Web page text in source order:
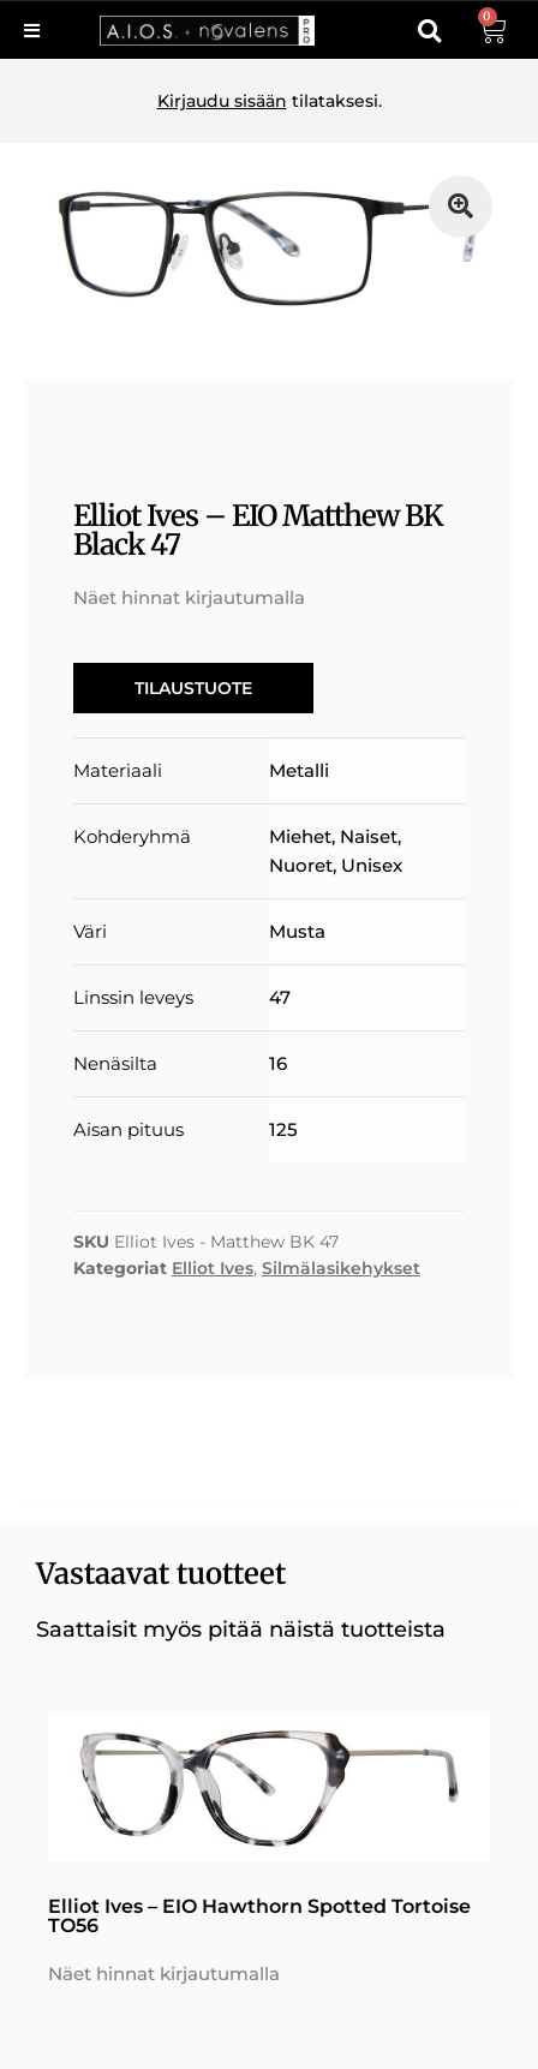
0
Kirjaudu sisään tilataksesi.
Elliot Ives – EIO Matthew BK
Black 47
Näet hinnat kirjautumalla
TILAUSTUOTE
Materiaali Metalli
Kohderyhmä Miehet, Naiset,
Nuoret, Unisex
Väri Musta
Linssin leveys 47
Nenäsilta 16
Aisan pituus 125
SKU Elliot Ives - Matthew BK 47
Kategoriat Elliot Ives, Silmälasikehykset
Vastaavat tuotteet
Saattaisit myös pitää näistä tuotteista
Elliot Ives – EIO Hawthorn Spotted Tortoise
TO56
Näet hinnat kirjautumalla